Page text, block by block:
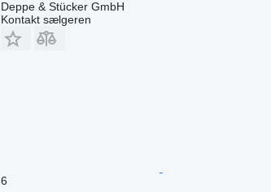
Deppe & Stücker GmbH
Kontakt sælgeren
6